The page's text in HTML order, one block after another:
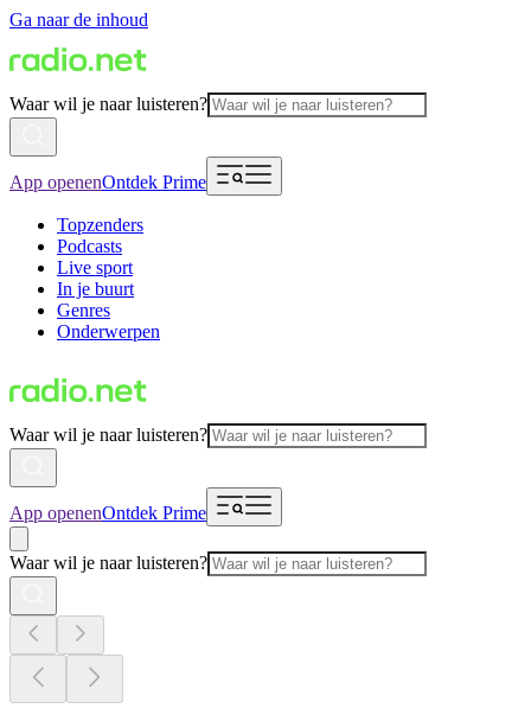
Ga naar de inhoud
Waar wil je naar luisteren?
App openenOntdek Prime
Topzenders
Podcasts
Live sport
In je buurt
Genres
Onderwerpen
Waar wil je naar luisteren?
App openenOntdek Prime
Waar wil je naar luisteren?